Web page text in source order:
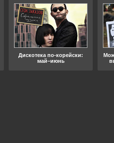
Дискотека по-корейски:
май–июнь